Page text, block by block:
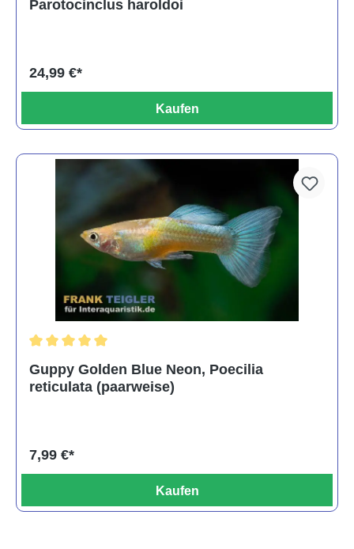
Parotocinclus haroldoi
24,99 €*
Kaufen
Guppy Golden Blue Neon, Poecilia
reticulata (paarweise)
7,99 €*
Kaufen